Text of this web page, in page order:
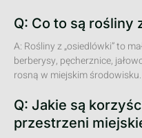
Q: Co to są rośliny
A: Rośliny z „osiedlówki” to
berberysy, pęcherznice,
rosną w miejskim środowisku.
Q: Jakie są
przestrzeni